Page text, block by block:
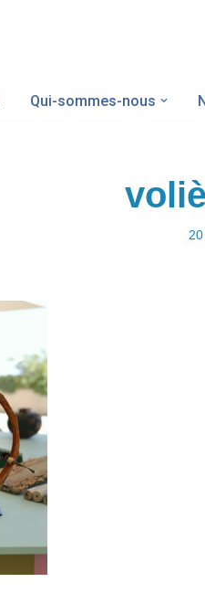
Qui-sommes-nous